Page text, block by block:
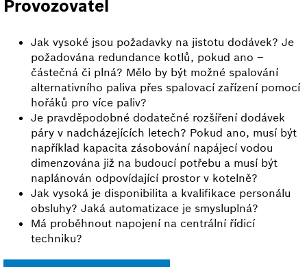
Provozovatel
Jak vysoké jsou požadavky na jistotu dodávek? Je
požadována redundance kotlů, pokud ano –
částečná či plná? Mělo by být možné spalování
alternativního paliva přes spalovací zařízení pomocí
hořáků pro více paliv?
Je pravděpodobné dodatečné rozšíření dodávek
páry v nadcházejících letech? Pokud ano, musí být
například kapacita zásobování napájecí vodou
dimenzována již na budoucí potřebu a musí být
naplánován odpovídající prostor v kotelně?
Jak vysoká je disponibilita a kvalifikace personálu
obsluhy? Jaká automatizace je smysluplná?
Má proběhnout napojení na centrální řídicí
techniku?